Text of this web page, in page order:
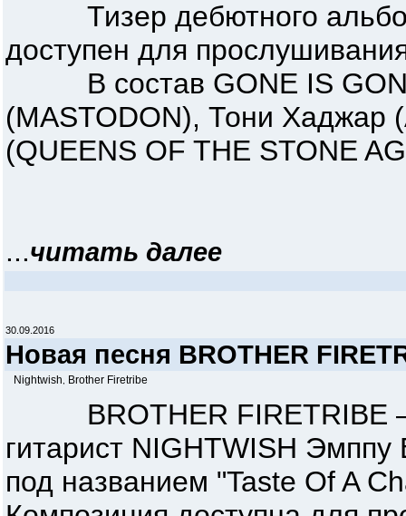
Тизер дебютного
доступен для
В состав GONE IS
(MASTODON), Тони Хаджар
(QUEENS OF THE STONE
...читать далее
30.09.2016
Новая песня BROTHER
Nightwish Brother Firetribe
BROTHER FIRETRIBE —
гитарист NIGHTWISH
под названием "Taste Of A